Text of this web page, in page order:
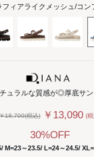
フィアライクメッシュ/コン
ュラルな質感が◎厚底サ
18,700(税込) ￥13,090 (
30%OFF
M=23～23.5/ L=24～24.5/